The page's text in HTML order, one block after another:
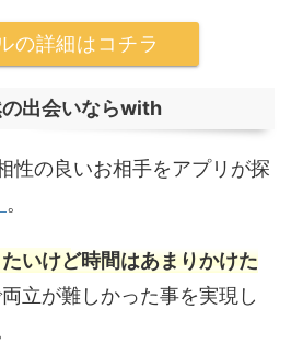
の詳細はコチラ
出会いならwith
性の良いお相手をアプリが探
。
いけど時間はあまりかけた
立が難しかった事を実現し